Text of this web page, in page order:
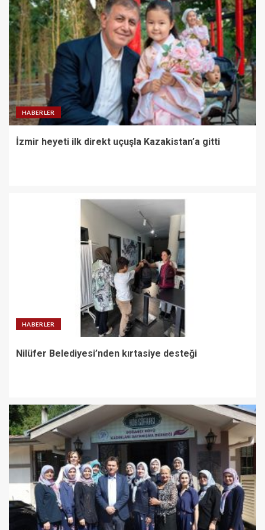
HABERLER
İzmir heyeti ilk direkt uçuşla Kazakistan’a gitti
HABERLER
Nilüfer Belediyesi’nden kırtasiye desteği